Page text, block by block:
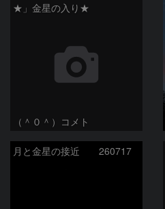
★」金星の入り★
（＾０＾）コメト
月と金星の接近 260717